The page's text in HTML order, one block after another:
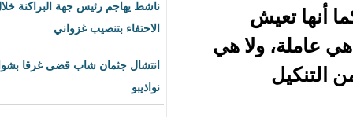
ناشط يهاجم رئيس جهة البراكنة خلال
الاحتفاء بتنصيب غزواني
انتشال جثمان شاب قضى غرقا بشواطئ
هي